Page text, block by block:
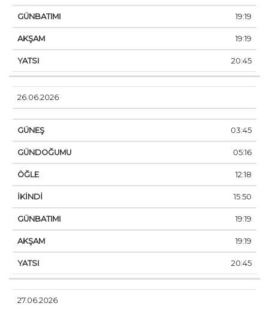
19:19
19:19
20:45
26.06.2026
03:45
05:16
12:18
15:50
19:19
19:19
20:45
27.06.2026